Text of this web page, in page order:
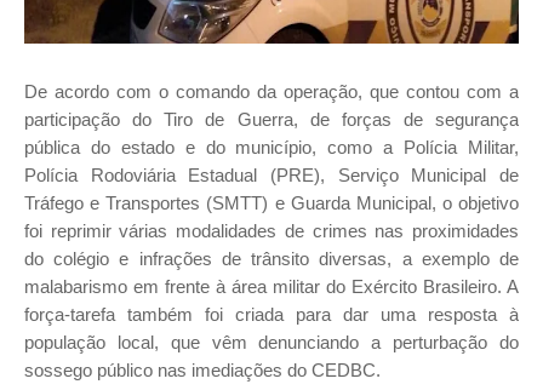
De acordo com o comando da operação, que contou com a
participação do Tiro de Guerra, de forças de segurança
pública do estado e do município​, como a Polícia Militar,
Polícia Rodoviária Estadual (PRE), Serviço Municipal de
Tráfego e Transportes (SMTT) e Guarda Municipal, o objetivo
foi reprimir várias modalidades de crimes nas proximidades
do colégio e infrações de trânsito diversas, a exemplo de
malabarismo em frente à área militar do Exército Brasileiro. A
força-tarefa também foi criada para dar uma resposta à
população local, que vêm denunciando a perturbação do
sossego público nas imediações do CEDBC.